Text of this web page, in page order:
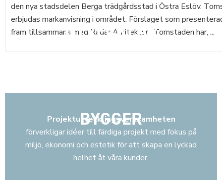
den nya stadsdelen Berga trädgårdsstad i Östra Eslöv.
erbjudas markanvisning i området. Förslaget som
fram tillsammans med Radar Arkitektur. Tornstaden har, ...
UTVECKLAR
Projektutvecklingsverksamheten
förverkligar idéer till färdiga projekt med fokus på
miljö, ekonomi och estetik för att skapa en lyckad
helhet åt våra kunder.
BYGGER